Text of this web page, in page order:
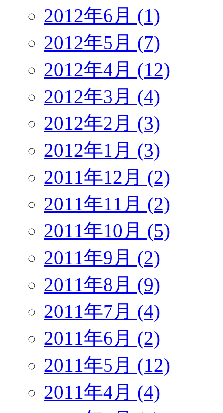
2012年6月 (1)
2012年5月 (7)
2012年4月 (12)
2012年3月 (4)
2012年2月 (3)
2012年1月 (3)
2011年12月 (2)
2011年11月 (2)
2011年10月 (5)
2011年9月 (2)
2011年8月 (9)
2011年7月 (4)
2011年6月 (2)
2011年5月 (12)
2011年4月 (4)